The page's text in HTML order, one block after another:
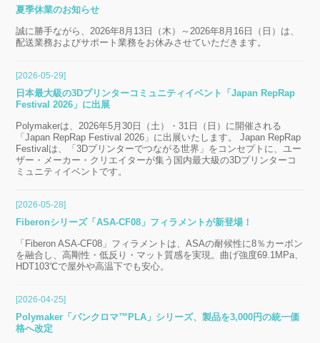
夏季休業のお知らせ
誠に勝手ながら、2026年8月13日（木）～2026年8月16日（日）は、
配送業務およびサポート業務をお休みさせていただきます。
[2026-05-29]
日本最大級の3Dプリンターコミュニティイベント「Japan RepRap
Festival 2026」に出展
Polymakerは、2026年5月30日（土）・31日（日）に開催される
「Japan RepRap Festival 2026」に出展いたします。 Japan RepRap
Festivalは、「3Dプリンターでつながる世界」をコンセプトに、ユー
ザー・メーカー・クリエイターが集う国内最大級の3Dプリンターコ
ミュニティイベントです。
[2026-05-28]
Fiberonシリーズ「ASA-CF08」フィラメントが新登場！
「Fiberon ASA-CF08」フィラメントは、ASAの耐候性に8％カーボン
を融合し、高剛性・低反り・マット質感を実現。曲げ強度69.1MPa、
HDT103℃で屋外や高温下でも安心。
[2026-04-25]
Polymaker「パンクロマ™PLA」シリーズ、製品を3,000円の統一価
格へ改定